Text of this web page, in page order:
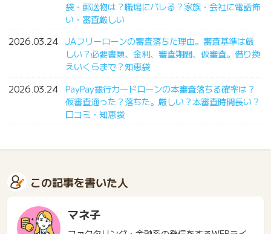
袋・郵送物は？職場にバレる？家族・会社に電話怖
い・審査厳しい
2026.03.24 JAフリーローンの審査落ちた理由。審査基準は厳
しい？必要書類、金利、審査期間、仮審査。借り換
えいくらまで？知恵袋
2026.03.24 PayPay銀行カードローンの本審査落ちる確率は？
仮審査通った？落ちた。厳しい？本審査時間長い？
口コミ・知恵袋
この記事を書いた人
マネ子